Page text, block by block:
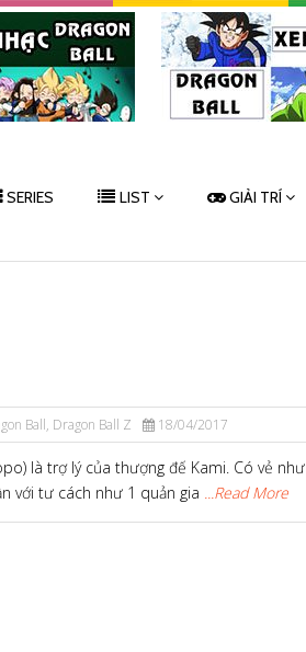
SERIES LIST GIẢI TRÍ
Ball, Dragon Ball Z 18/04/2017
là trợ lý của thượng đế Kami. Có vẻ như
với tư cách như 1 quản gia ...Read More